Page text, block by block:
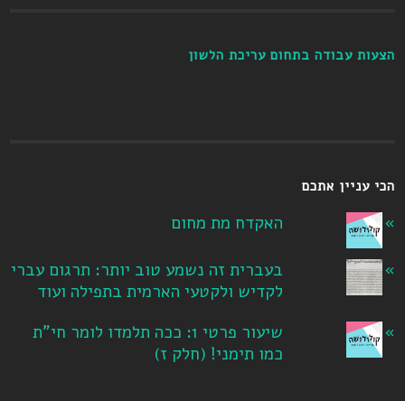
הצעות עבודה בתחום עריכת הלשון
הכי עניין אתכם
האקדח מת מחום
בעברית זה נשמע טוב יותר: תרגום עברי
לקדיש ולקטעי הארמית בתפילה ועוד
שיעור פרטי 1: ככה תלמדו לומר חי"ת
כמו תימני! ‏(חלק ז‏)